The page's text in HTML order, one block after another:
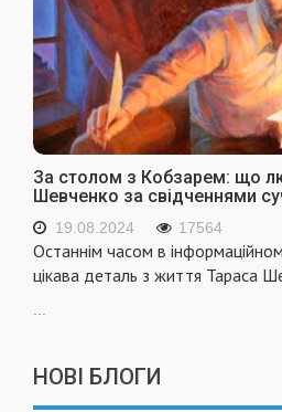
За столом з Кобзарем: що
Шевченко за свідченнями
19.08.2024 17564
Останнім часом в
цікава деталь з життя Тараса
...
НОВІ БЛОГИ